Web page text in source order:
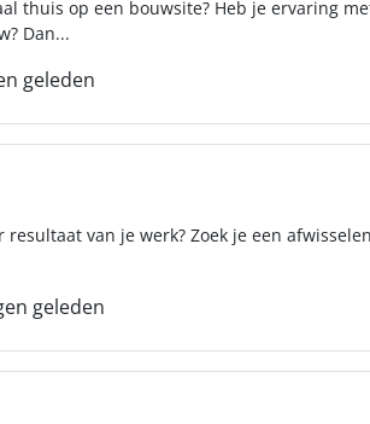
thuis op een bouwsite? Heb je ervaring
Dan...
geleden
van je werk? Zoek je een
geleden